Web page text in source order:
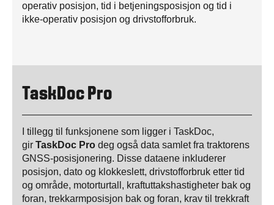
operativ posisjon, tid i betjeningsposisjon og tid i
ikke-operativ posisjon og drivstofforbruk.
TaskDoc Pro
I tillegg til funksjonene som ligger i TaskDoc,
gir TaskDoc Pro deg også data samlet fra traktorens
GNSS-posisjonering. Disse dataene inkluderer
posisjon, dato og klokkeslett, drivstofforbruk etter tid
og område, motorturtall, kraftuttakshastigheter bak og
foran, trekkarmposisjon bak og foran, krav til trekkraft